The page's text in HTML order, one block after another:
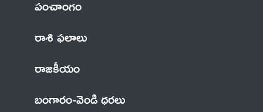
పంచాంగం
రాశి ఫలాలు
రాజకీయం
బంగారం-వెండి ధరలు